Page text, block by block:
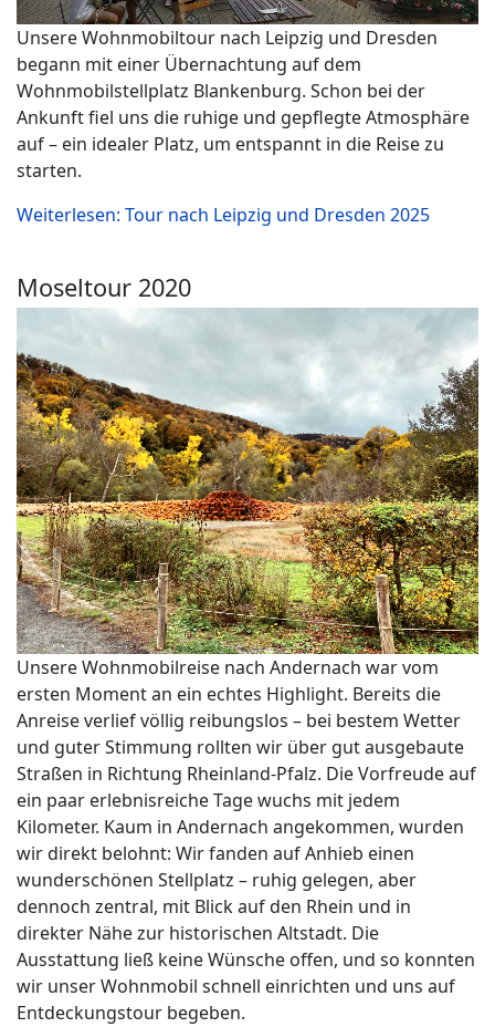
Unsere Wohnmobiltour nach Leipzig und Dresden
begann mit einer Übernachtung auf dem
Wohnmobilstellplatz Blankenburg. Schon bei der
Ankunft fiel uns die ruhige und gepflegte Atmosphäre
auf – ein idealer Platz, um entspannt in die Reise zu
starten.
Weiterlesen: Tour nach Leipzig und Dresden 2025
Moseltour 2020
Unsere Wohnmobilreise nach Andernach war vom
ersten Moment an ein echtes Highlight. Bereits die
Anreise verlief völlig reibungslos – bei bestem Wetter
und guter Stimmung rollten wir über gut ausgebaute
Straßen in Richtung Rheinland-Pfalz. Die Vorfreude auf
ein paar erlebnisreiche Tage wuchs mit jedem
Kilometer. Kaum in Andernach angekommen, wurden
wir direkt belohnt: Wir fanden auf Anhieb einen
wunderschönen Stellplatz – ruhig gelegen, aber
dennoch zentral, mit Blick auf den Rhein und in
direkter Nähe zur historischen Altstadt. Die
Ausstattung ließ keine Wünsche offen, und so konnten
wir unser Wohnmobil schnell einrichten und uns auf
Entdeckungstour begeben.